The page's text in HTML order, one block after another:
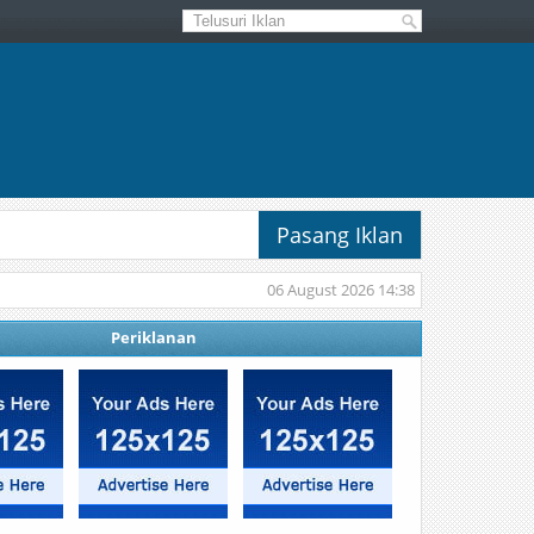
Pasang Iklan
06 August 2026 14:38
Periklanan